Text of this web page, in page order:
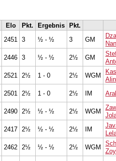
Elo Pkt. Ergebnis
Pkt.
2451 3 ½ - ½ 3 GM
2446 3 ½ - ½ 2½ GM
2521 2½ 1 - 0 2½ WGM
2501 2½ 1 - 0 2½ IM
2490 2½ ½ - ½ 2½ WGM
2417 2½ ½ - ½ 2½ IM
2462 2½ ½ - ½ 2½ WGM